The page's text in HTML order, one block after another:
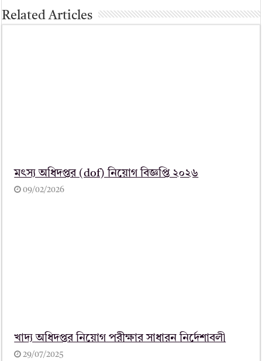
Related Articles
মৎস্য অধিদপ্তর (dof) নিয়োগ বিজ্ঞপ্তি ২০২৬
09/02/2026
খাদ্য অধিদপ্তর নিয়োগ পরীক্ষার সাধারন নির্দেশাবলী
29/07/2025